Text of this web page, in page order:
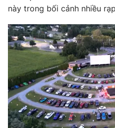
Nhân vật
Khán giả
Giải sao mai
Sao
Đời sống
Du lịch
Làm đẹp
Chất lượng cuộc sống
Giáo dục
Tuyển sinh
Học trực tuyến
Công nghệ
Hitech Công nghệ tương lai
Sản phẩm
Thị trường
Giao lưu trực tuyến
Lịch phát sóng
này trong bối cảnh nhiều